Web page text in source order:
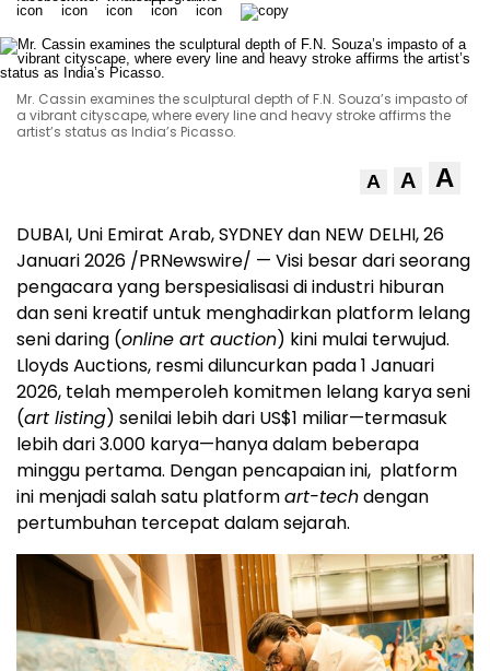
Mr. Cassin examines the sculptural depth of F.N. Souza’s impasto of
a vibrant cityscape, where every line and heavy stroke affirms the
artist’s status as India’s Picasso.
A A A
DUBAI, Uni Emirat Arab, SYDNEY dan NEW DELHI, 26
Januari 2026 /PRNewswire/ — Visi besar dari seorang
pengacara yang berspesialisasi di industri hiburan
dan seni kreatif untuk menghadirkan platform lelang
seni daring (online art auction) kini mulai terwujud.
Lloyds Auctions, resmi diluncurkan pada 1 Januari
2026, telah memperoleh komitmen lelang karya seni
(art listing) senilai lebih dari US$1 miliar—termasuk
lebih dari 3.000 karya—hanya dalam beberapa
minggu pertama. Dengan pencapaian ini, platform
ini menjadi salah satu platformart-techdengan
pertumbuhan tercepat dalam sejarah.